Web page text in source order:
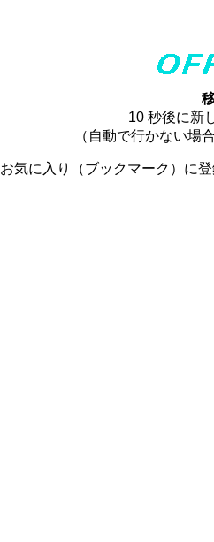
10 秒後に新
（自動で行かない場
お気に入り（ブックマーク）に